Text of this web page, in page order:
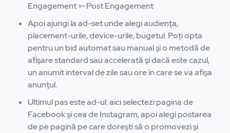
Engagement ➳ Post Engagement
Apoi ajungi la ad-set unde alegi audienţa,
placement-urile, device-urile, bugetul. Poți opta
pentru un bid automat sau manual şi o metodă de
afişare standard sau accelerată şi dacă este cazul,
un anumit interval de zile sau ore în care se va afişa
anunţul.
Ultimul pas este ad-ul: aici selectezi pagina de
Facebook şi cea de Instagram, apoi alegi postarea
de pe pagină pe care doreşti să o promovezi şi